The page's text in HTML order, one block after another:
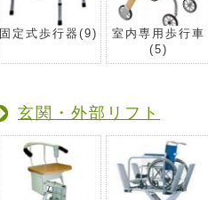
固定式歩行器 (9)
室内専用歩行車
(5)
玄関・外部リフト